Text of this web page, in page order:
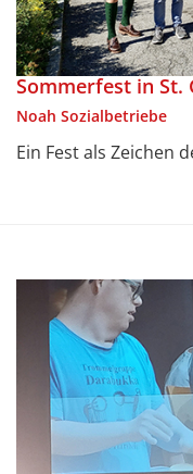
Sommerfest in St.
Noah Sozialbetriebe
Ein Fest als Zeichen